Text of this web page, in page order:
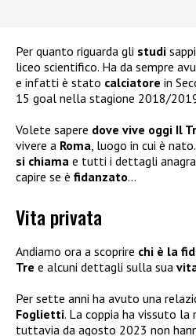
Per quanto riguarda gli studi
liceo scientifico. Ha da sempre
e infatti è stato calciatore in
15 goal nella stagione 2018/
Volete sapere dove vive oggi Il
vivere a Roma, luogo in cui è
si chiama e tutti i dettagli
capire se è fidanzato…
Vita privata
Andiamo ora a scoprire chi è la
Tre e alcuni dettagli sulla sua
Per sette anni ha avuto una
Foglietti. La coppia ha vissuto la
tuttavia da agosto 2023 non